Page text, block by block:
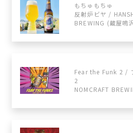
もちゅもちゅ
反射炉ビヤ /
BREWING (蔵屋鳴
Fear the Funk 2 /
2
NOMCRAFT